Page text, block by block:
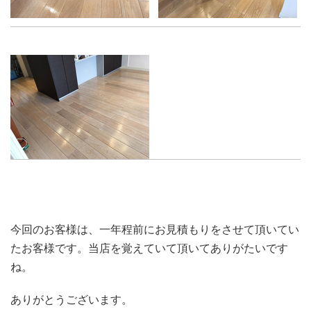
今回のお客様は、一年程前にお見積もりをさせて頂いてい
たお客様です。当店を覚えていて頂いてありがたいです
ね。
ありがとうございます。